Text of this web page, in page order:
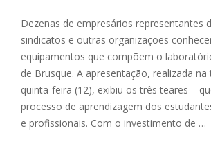
Dezenas de empresários representantes
sindicatos e outras organizações
equipamentos que compõem o
de Brusque. A apresentação, realizada na
quinta-feira (12), exibiu os três teares –
processo de aprendizagem dos
e profissionais. Com o investimento de …